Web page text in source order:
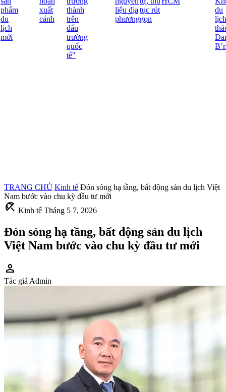
xuất
cảnh
thành
trên
đấu
trường
quốc
tế"
liệu địa
phương
tục rút
gọn
du
lịch
thác
B’ri
TRANG CHỦ Kinh tế Đón sóng hạ tầng, bất động sản du lịch Việt
Nam bước vào chu kỳ đầu tư mới
beach_access Kinh tế Tháng 5 7, 2026
Đón sóng hạ tầng, bất động sản du lịch
Việt Nam bước vào chu kỳ đầu tư mới
person
Tác giả Admin